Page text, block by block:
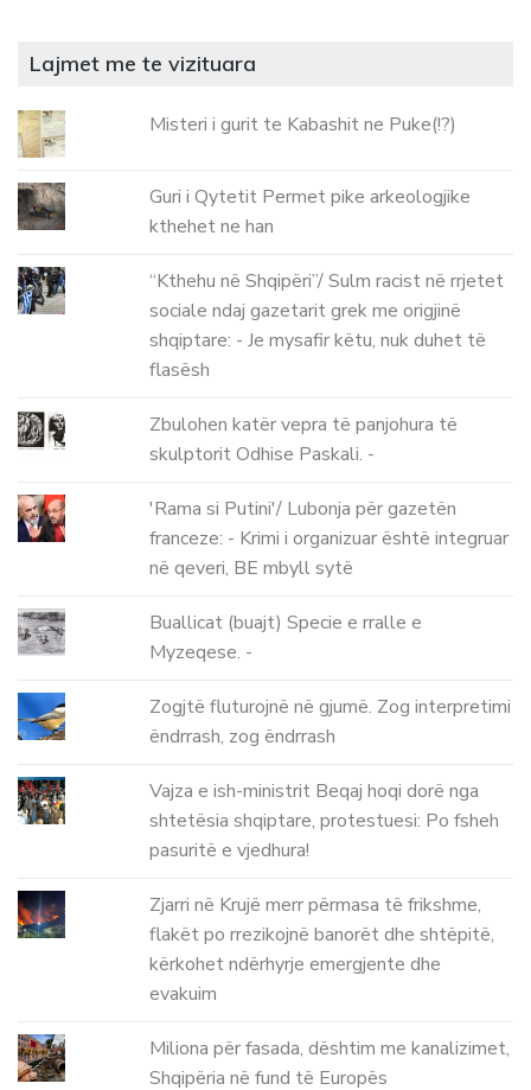
Lajmet me te vizituara
Misteri i gurit te Kabashit ne Puke(!?)
Guri i Qytetit Permet pike arkeologjike
kthehet ne han
“Kthehu në Shqipëri”/ Sulm racist në rrjetet
sociale ndaj gazetarit grek me origjinë
shqiptare: - Je mysafir këtu, nuk duhet të
flasësh
Zbulohen katër vepra të panjohura të
skulptorit Odhise Paskali. -
'Rama si Putini'/ Lubonja për gazetën
franceze: - Krimi i organizuar është integruar
në qeveri, BE mbyll sytë
Buallicat (buajt) Specie e rralle e
Myzeqese. -
Zogjtë fluturojnë në gjumë. Zog interpretimi
ëndrrash, zog ëndrrash
Vajza e ish-ministrit Beqaj hoqi dorë nga
shtetësia shqiptare, protestuesi: Po fsheh
pasuritë e vjedhura!
Zjarri në Krujë merr përmasa të frikshme,
flakët po rrezikojnë banorët dhe shtëpitë,
kërkohet ndërhyrje emergjente dhe
evakuim
Miliona për fasada, dështim me kanalizimet,
Shqipëria në fund të Europës